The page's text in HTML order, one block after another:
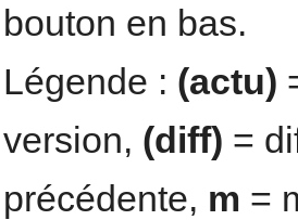
bouton en bas.
Légende : (actu)
version, (diff) =
précédente, m =